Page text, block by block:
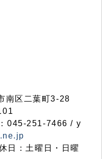
南区二葉町3-28
045-251-7466 / y
日：土曜日・日曜